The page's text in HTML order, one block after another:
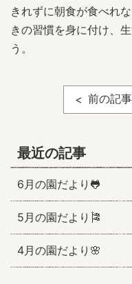
きれずに朝食が食べれ
きの習慣を身に付け、
う。
前の記
最近の記事
6月の園だより🐸
5月の園だより🎏
4月の園だより🌸